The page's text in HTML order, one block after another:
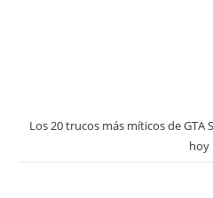
Los 20 trucos más míticos de GTA
hoy